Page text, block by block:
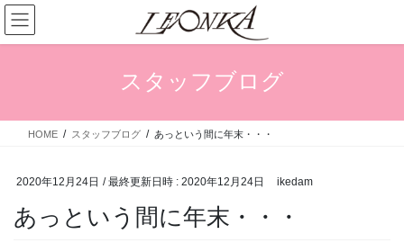
コ
ン
テ
ス
ナ
ビ
ゲ
ン
スタッフブログ
HOME スタッフブログ あっという間に年末・・・
2020年12月24日 / 最終更新日時 : 2020年12月24日 ikedam
あっという間に年末・・・